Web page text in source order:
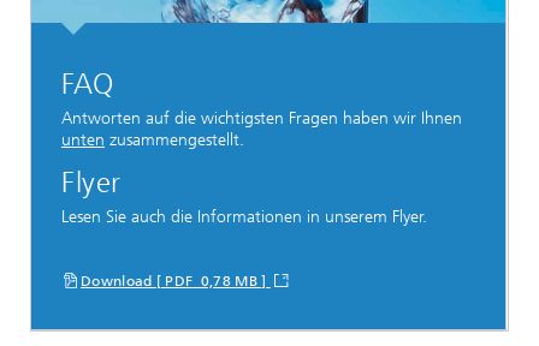
FAQ
Antworten auf die wichtigsten Fragen haben wir Ihnen
unten zusammengestellt.
Flyer
Lesen Sie auch die Informationen in unserem Flyer.
Download [ PDF 0,78 MB ]